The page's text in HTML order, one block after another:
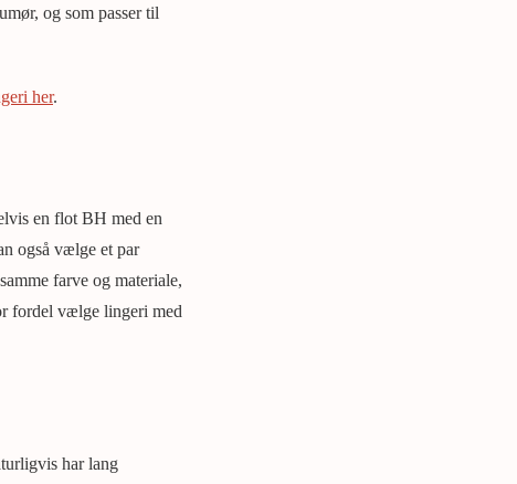
og som passer til
her.
en flot BH med en
også vælge et par
farve og materiale,
fordel vælge lingeri med
har lang